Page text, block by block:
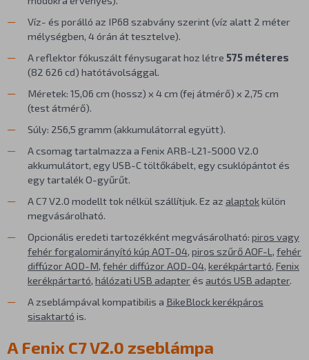
Víz- és porálló az IP68 szabvány szerint (víz alatt 2 méter
mélységben, 4 órán át tesztelve).
A reflektor fókuszált fénysugarat hoz létre 575 méteres
(82 626 cd) hatótávolsággal.
Méretek: 15,06 cm (hossz) x 4 cm (fej átmérő) x 2,75 cm
(test átmérő).
Súly: 256,5 gramm (akkumulátorral együtt).
A csomag tartalmazza a Fenix ARB-L21-5000 V2.0
akkumulátort, egy USB-C töltőkábelt, egy csuklópántot és
egy tartalék O-gyűrűt.
A C7 V2.0 modellt tok nélkül szállítjuk. Ez az alaptokkülön
megvásárolható.
Opcionális eredeti tartozékként megvásárolható: piros vagy
fehér forgalomirányító kúp AOT-04, piros szűrő AOF-L , fehér
diffúzor AOD-M, fehér diffúzor AOD-04, kerékpártartó, Fenix
kerékpártartó, hálózati USB adapterés autós USB adapter.
A zseblámpával kompatibilis a BikeBlock kerékpáros
sisaktartó is.
A Fenix C7 V2.0 zseblámpa